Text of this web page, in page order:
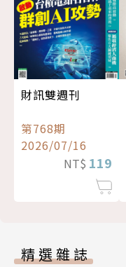
財訊雙週刊
第768期
2026/07/16
NT$ 119
精選雜誌